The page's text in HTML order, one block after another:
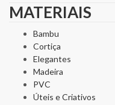
MATERIAIS
Bambu
Cortiça
Elegantes
Madeira
PVC
Úteis e Criativos